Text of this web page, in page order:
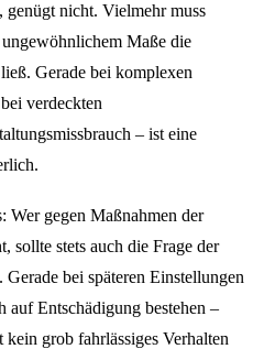
nicht. Vielmehr muss
Maße die
Gerade bei komplexen
verdeckten
– ist eine
Wer gegen Maßnahmen der
sollte stets auch die Frage der
bei späteren Einstellungen
auf Entschädigung bestehen –
kein grob fahrlässiges Verhalten